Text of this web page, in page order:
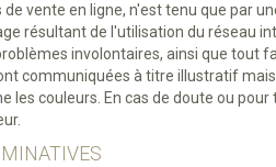
de vente en ligne, n'est tenu que par
résultant de l'utilisation du réseau
involontaires, ainsi que tout
communiquées à titre illustratif
les couleurs. En cas de doute ou